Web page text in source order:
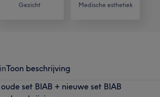
Gezicht Medische esthetiek
Toon beschrijving
set BIAB + nieuwe set BIAB